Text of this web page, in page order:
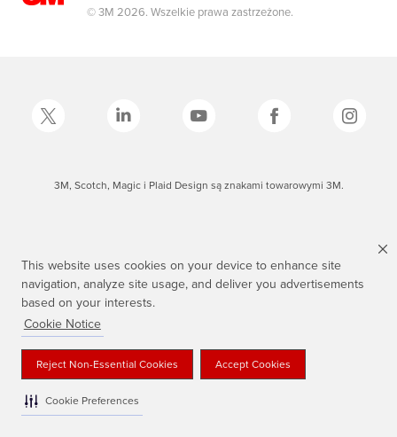
This website uses cookies on your device to enhance site
navigation, analyze site usage, and deliver you advertisements
based on your interests.
Cookie Notice
Reject Non-Essential Cookies Accept Cookies
Cookie Preferences
© 3M 2026. Wszelkie prawa zastrzeżone.
3M, Scotch, Magic i Plaid Design są znakami towarowymi 3M.